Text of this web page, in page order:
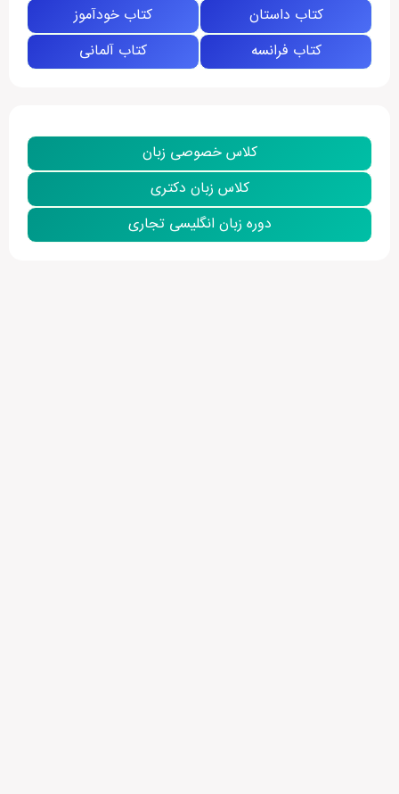
کتاب داستان
کتاب خودآموز
کتاب فرانسه
کتاب آلمانی
کلاس خصوصی زبان
کلاس زبان دکتری
دوره زبان انگلیسی تجاری